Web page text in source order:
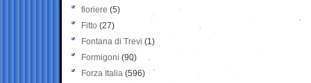
fioriere (5)
Fitto (27)
Fontana di Trevi (1)
Formigoni (90)
Forza Italia (596)